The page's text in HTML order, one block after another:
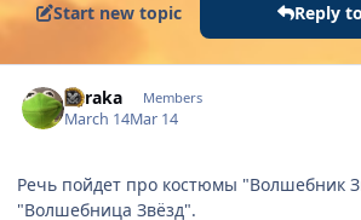
Start new topic Reply
Baraka Members
March 14Mar 14
Речь пойдет про костюмы "Волшебник
"Волшебница Звёзд".